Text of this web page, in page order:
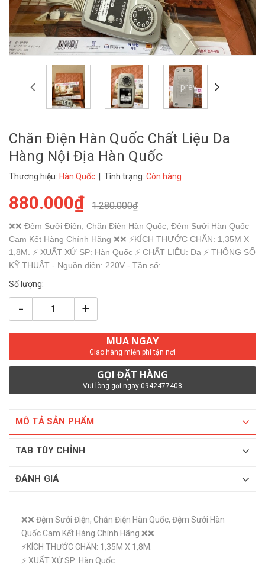
prev
Chăn Điện Hàn Quốc Chất Liệu Da
Hàng Nội Địa Hàn Quốc
Thương hiệu: Hàn Quốc | Tình trạng: Còn hàng
880.000₫ 1.280.000₫
❌❌ Đệm Sưởi Điện, Chăn Điện Hàn Quốc, Đệm Sưởi Hàn Quốc
Cam Kết Hàng Chính Hãng ❌❌ ⚡KÍCH THƯỚC CHĂN: 1,35M X
1,8M. ⚡ XUẤT XỨ SP: Hàn Quốc ⚡ CHẤT LIỆU: Da ⚡ THÔNG SỐ
KỸ THUẬT - Nguồn điện: 220V - Tần số:...
Số lượng:
- +
MUA NGAY
Giao hàng miễn phí tận nơi
GỌI ĐẶT HÀNG
Vui lòng gọi ngay 0942477408
MÔ TẢ SẢN PHẨM
TAB TÙY CHỈNH
ĐÁNH GIÁ
❌❌ Đệm Sưởi Điện, Chăn Điện Hàn Quốc, Đệm Sưởi Hàn
Quốc Cam Kết Hàng Chính Hãng ❌❌
⚡KÍCH THƯỚC CHĂN: 1,35M X 1,8M.
⚡ XUẤT XỨ SP: Hàn Quốc